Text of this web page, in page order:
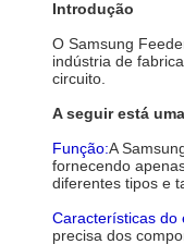
Introdução
O Samsung
indústria de
circuito.
A seguir está
Função:A
fornecendo
diferentes tipos e
Características do
precisa dos